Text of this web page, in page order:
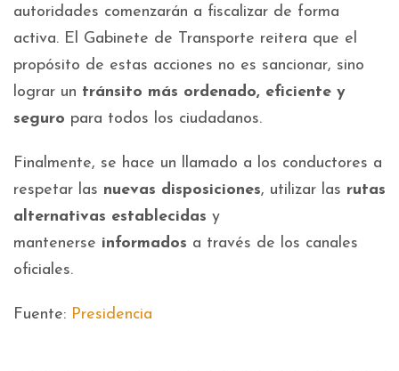
autoridades comenzarán a fiscalizar de forma
activa. El Gabinete de Transporte reitera que el
propósito de estas acciones no es sancionar, sino
lograr un tránsito más ordenado, eficiente y
seguro para todos los ciudadanos.
Finalmente, se hace un llamado a los conductores a
respetar las nuevas disposiciones, utilizar las rutas
alternativas establecidas y
mantenerse informados a través de los canales
oficiales.
Fuente: Presidencia